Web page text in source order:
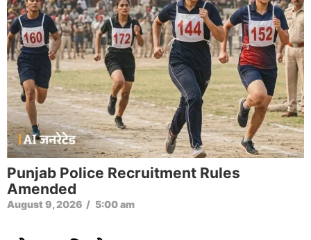
Punjab Police Recruitment Rules
Amended
August 9, 2026 / 5:00 am